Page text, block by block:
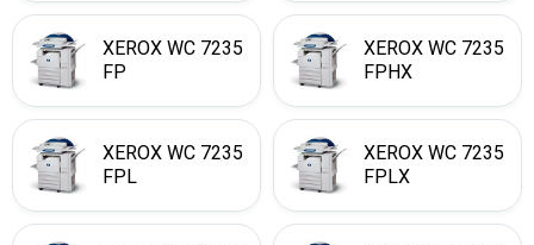
XEROX WC 7235
FP
XEROX WC 7235
FPHX
XEROX WC 7235
FPL
XEROX WC 7235
FPLX